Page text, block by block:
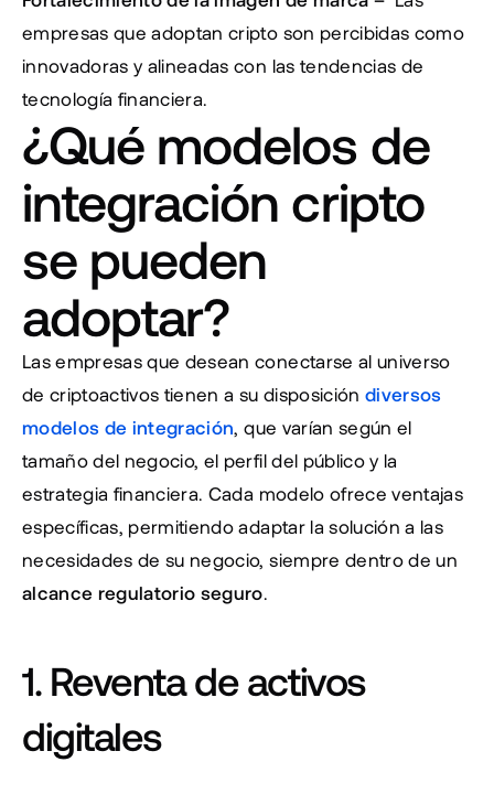
empresas que adoptan cripto son percibidas como
innovadoras y alineadas con las tendencias de
tecnología financiera.
¿Qué modelos de
integración cripto
se pueden
adoptar?
Las empresas que desean conectarse al universo
de criptoactivos tienen a su disposición diversos
modelos de integración, que varían según el
tamaño del negocio, el perfil del público y la
estrategia financiera. Cada modelo ofrece ventajas
específicas, permitiendo adaptar la solución a las
alcance regulatorio seguro.
1. Reventa de activos
digitales